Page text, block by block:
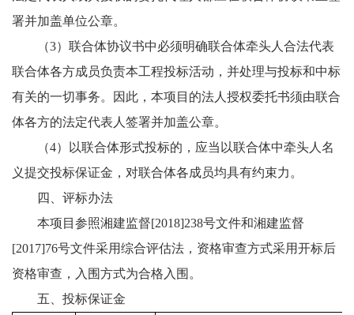
署并加盖单位公章。
（3）联合体协议书中必须明确联合体牵头人合法代表
联合体各方成员负责本工程投标活动，并处理与投标和中标
有关的一切事务。因此，本项目的法人授权委托书须由联合
体各方的法定代表人签署并加盖公章。
（4）以联合体形式投标的，应当以联合体中牵头人名
义提交投标保证金，对联合体各成员均具有约束力。
四、评标办法
本项目参照湘建监督[2018]238号文件和湘建监督
[2017]76号文件采用综合评估法，资格审查方式采用开标后
资格审查，入围方式为合格入围。
五、投标保证金